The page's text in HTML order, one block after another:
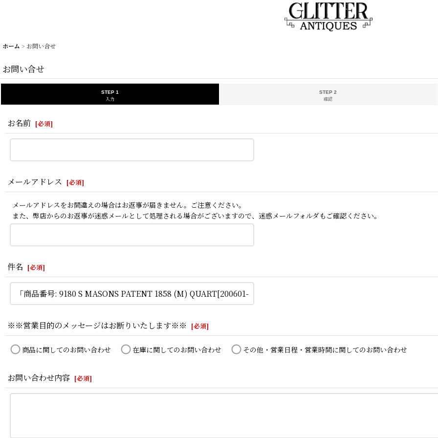
ホーム > お問い合せ
お問い合せ
STEP 1
入力
STEP 2
確認
お名前 [必須]
メールアドレス [必須]
メールアドレスをお間違えの場合はお返事が届きません。ご注意ください。
また、弊店からのお返事が迷惑メールとして処理される場合がございますので、迷惑メールフォルダもご確認ください。
件名 [必須]
※※営業目的のメッセージはお断りいたします※※ [必須]
商品に関してのお問い合わせ 在庫に関してのお問い合わせ その他・営業日程・営業時間に関してのお問い合わせ
お問い合わせ内容 [必須]